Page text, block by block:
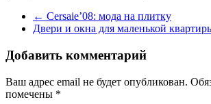
← Cersaie’08: мода на плитку
Двери и окна для маленькой
Добавить комментарий
Ваш адрес email не будет опубликован.
помечены *